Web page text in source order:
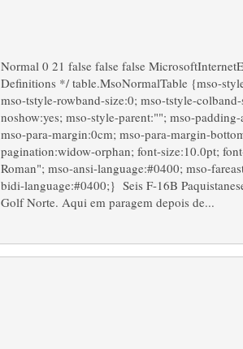
Normal 0 21 false false false
Definitions */ table.MsoNormalTable {mso-
mso-tstyle-rowband-size:0; mso-tstyle-
noshow:yes; mso-style-parent:""; mso-
mso-para-margin:0cm; mso-para-margin-
pagination:widow-orphan; font-size:10.0pt;
Roman"; mso-ansi-language:#0400; mso-
bidi-language:#0400;} Seis F-16B
Golf Norte. Aqui em paragem depois de...